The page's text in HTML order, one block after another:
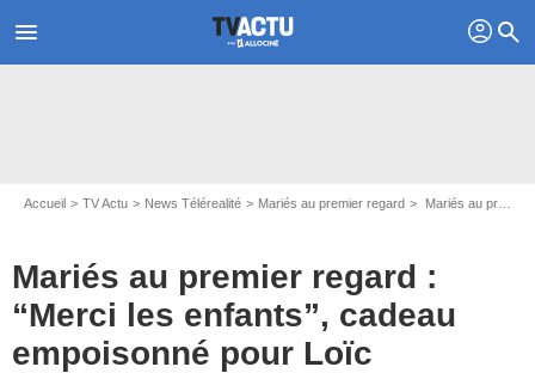
menu profil search
Accueil TV Actu News Télérealité Mariés au premier regard Mariés au premier regard : “Merci les enfants”, cadeau empoisonné pour Loïc
Mariés au premier regard :
“Merci les enfants”, cadeau
empoisonné pour Loïc